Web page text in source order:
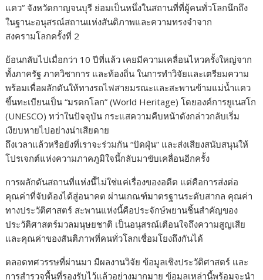
แคว” จังหวัดกาญจนบุรี ย่อมเป็นหนึ่งในสถานที่ที่ผู้คนทั่วโลกนึกถึง
ในฐานะอนุสรณ์สถานแห่งสันติภาพและความทรงจำจาก
สงครามโลกครั้งที่ 2
ย้อนกลับไปเมื่อกว่า 10 ปีที่แล้ว เคยมีความเคลื่อนไหวครั้งใหญ่จาก
ทั้งภาครัฐ ภาควิชาการ และท้องถิ่น ในการทำวิจัยและเตรียมความ
พร้อมเพื่อผลักดันให้ทางรถไฟสายมรณะและสะพานข้ามแม่น้ำแคว
ขึ้นทะเบียนเป็น “มรดกโลก” (World Heritage) โดยองค์การยูเนสโก
(UNESCO) ทว่าในปัจจุบัน กระแสความคืบหน้าดังกล่าวกลับเริ่ม
เงียบหายไปอย่างน่าเสียดาย
ถึงเวลาแล้วหรือยังที่เราจะร่วมกัน “ปัดฝุ่น” และส่งเสียงสนับสนุนให้
โปรเจกต์แห่งความภาคภูมิใจนี้กลับมาขับเคลื่อนอีกครั้ง
การผลักดันสถานที่แห่งนี้ไม่ใช่แค่เรื่องของอดีต แต่คือการส่งต่อ
คุณค่าที่จับต้องได้สู่อนาคต ผ่านเกณฑ์มาตรฐานระดับสากล คุณค่า
ทางประวัติศาสตร์ สะพานแห่งนี้คือประจักษ์พยานชิ้นสำคัญของ
ประวัติศาสตร์มวลมนุษยชาติ เป็นอนุสรณ์เตือนใจถึงความสูญเสีย
และคุณค่าของสันติภาพที่คนทั่วโลกเชื่อมโยงถึงกันได้
ตลอดทศวรรษที่ผ่านมา มีผลงานวิจัย ข้อมูลเชิงประวัติศาสตร์ และ
การสำรวจพื้นที่รองรับไว้แล้วอย่างมากมาย ข้อมูลเหล่านี้พร้อมจะนำ